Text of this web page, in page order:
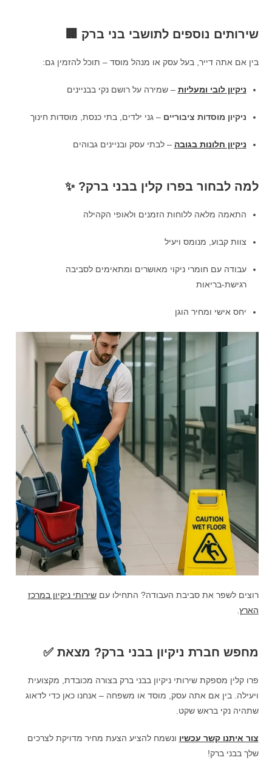
שירותים נוספים לתושבי בני ברק 🏢
בין אם אתה דייר, בעל עסק או מנהל מוסד – תוכל להזמין גם:
ניקיון לובי ומעליות – שמירה על רושם נקי בבניינים
ניקיון מוסדות ציבוריים – גני ילדים, בתי כנסת, מוסדות חינוך
ניקיון חלונות בגובה – לבתי עסק ובניינים גבוהים
למה לבחור בפרו קלין בבני ברק? ✨
התאמה מלאה ללוחות הזמנים ולאופי הקהילה
צוות קבוע, מנומס ויעיל
עבודה עם חומרי ניקוי מאושרים ומתאימים לסביבה
רגישת-בריאות
יחס אישי ומחיר הוגן
רוצים לשפר את סביבת העבודה? התחילו עםשירותי ניקיון במרכז
הארץ
מחפש חברת ניקיון בבני ברק? מצאת ✅
פרו קלין מספקת שירותי ניקיון בבני ברק בצורה מכובדת, מקצועית
ויעילה. בין אם אתה עסק, מוסד או משפחה – אנחנו כאן כדי לדאוג
שתהיה נקי בראש שקט.
צור איתנו קשר עכשיו ונשמח להציע הצעת מחיר מדויקת לצרכים
שלך בבני ברק!